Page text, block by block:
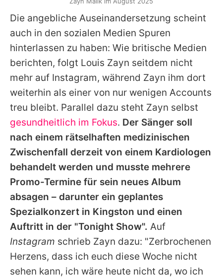
Die angebliche Auseinandersetzung scheint
auch in den sozialen Medien Spuren
hinterlassen zu haben: Wie britische Medien
berichten, folgt Louis Zayn seitdem nicht
mehr auf Instagram, während Zayn ihm dort
weiterhin als einer von nur wenigen Accounts
treu bleibt. Parallel dazu steht Zayn selbst
gesundheitlich im Fokus. Der Sänger soll
nach einem rätselhaften medizinischen
Zwischenfall derzeit von einem Kardiologen
behandelt werden und musste mehrere
Promo-Termine für sein neues Album
absagen – darunter ein geplantes
Spezialkonzert in Kingston und einen
Auftritt in der "Tonight Show". Auf
Instagram schrieb Zayn dazu: "Zerbrochenen
Herzens, dass ich euch diese Woche nicht
sehen kann, ich wäre heute nicht da, wo ich